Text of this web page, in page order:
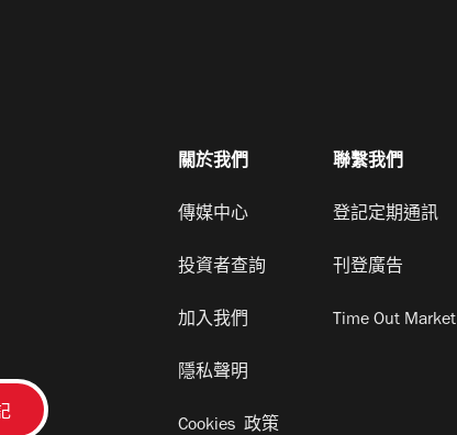
關於我們
傳媒中心
投資者查詢
加入我們
隱私聲明
Cookies 政策
聯繫我們
登記定期通訊
刊登廣告
Time Out Market